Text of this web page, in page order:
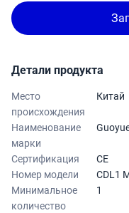
Детали продукта
Место
происхождения
Китай
Наименование
марки
Сертификация
CE
Номер модели
CDL1
Минимальное
количество
1